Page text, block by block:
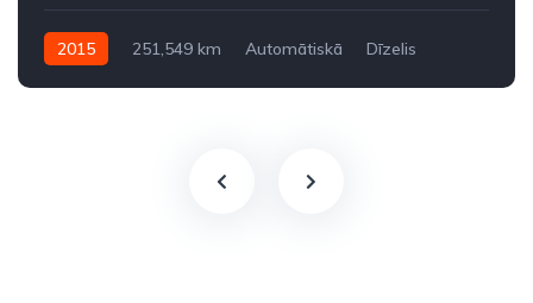
2015 251,549 km Automātiskā
Dīzelis